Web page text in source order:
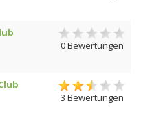
0 Bewertungen
3 Bewertungen